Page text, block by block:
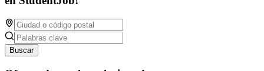
Buscar